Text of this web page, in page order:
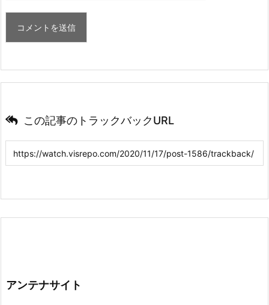
この記事のトラックバックURL
アンテナサイト